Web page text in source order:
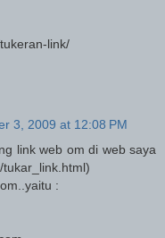
link/
3, 2009 at 12:08 PM
link web om di web saya
: